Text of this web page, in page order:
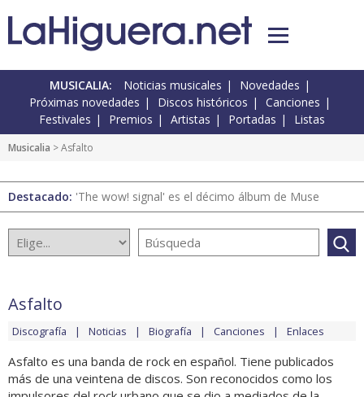
MUSICALIA: Noticias musicales
Novedades
Próximas novedades
Discos históricos
Canciones
Festivales
Premios Artistas Portadas Listas
Musicalia > Asfalto
Destacado: 'The wow! signal' es el décimo álbum de Muse
Asfalto
Discografía Noticias Biografía Canciones Enlaces
Asfalto es una banda de rock en español. Tiene publicados
más de una veintena de discos. Son reconocidos como los